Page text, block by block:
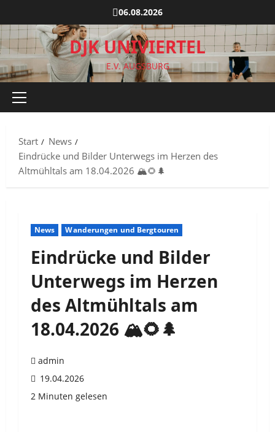
Inhalt
springen
06.08.2026
DJK UNIVIERTEL
E.V. AUGSBURG
Primäres
Start
News
Eindrücke und Bilder Unterwegs im Herzen des
Altmühltals am 18.04.2026 🏔️🌻🌲
News Wanderungen und Bergtouren
Eindrücke und Bilder
Unterwegs im Herzen
des Altmühltals am
18.04.2026 🏔️🌻🌲
admin
19.04.2026
2 Minuten gelesen